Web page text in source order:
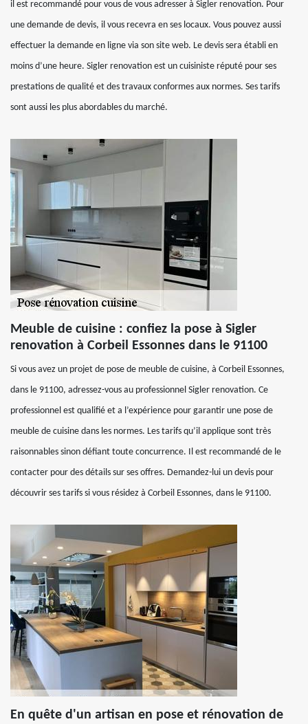
il est recommandé pour vous de vous adresser à Sigler renovation. Pour
une demande de devis, il vous recevra en ses locaux. Vous pouvez aussi
effectuer la demande en ligne via son site web. Le devis sera établi en
moins d’une heure. Sigler renovation est un cuisiniste réputé pour ses
prestations de qualité et des travaux conformes aux normes. Ses tarifs
sont aussi les plus abordables du marché.
Meuble de cuisine : confiez la pose à Sigler
renovation à Corbeil Essonnes dans le 91100
Si vous avez un projet de pose de meuble de cuisine, à Corbeil Essonnes,
dans le 91100, adressez-vous au professionnel Sigler renovation. Ce
professionnel est qualifié et a l’expérience pour garantir une pose de
meuble de cuisine dans les normes. Les tarifs qu’il applique sont très
raisonnables sinon défiant toute concurrence. Il est recommandé de le
contacter pour des détails sur ses offres. Demandez-lui un devis pour
découvrir ses tarifs si vous résidez à Corbeil Essonnes, dans le 91100.
En quête d'un artisan en pose et rénovation de